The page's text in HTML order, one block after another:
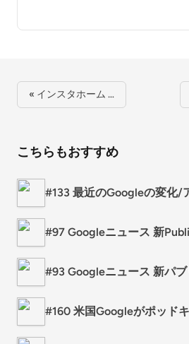
« インスタホーム …
こちらもおすすめ
#133 最近のGoogleの変化/
#97 Googleニュース 新
#93 Googleニュース 新パ
#160 米国Googleがポッド